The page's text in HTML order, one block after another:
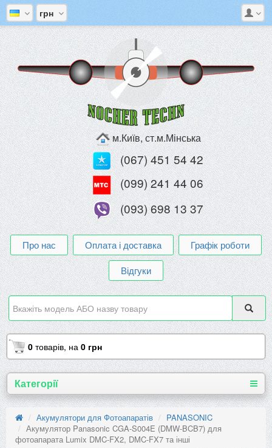
грн
м.Київ, ст.м.Мінська
(067) 451 54 42
(099) 241 44 06
(093) 698 13 37
Про нас Оплата і доставка
Графік роботи
Відгуки
0 товарів, на 0 грн
Категорії
Акумулятори для Фотоапаратів
PANASONIC
Акумулятор Panasonic CGA-S004E (DMW-BCB7) для
фотоапарата Lumix DMC-FX2, DMC-FX7 та інші